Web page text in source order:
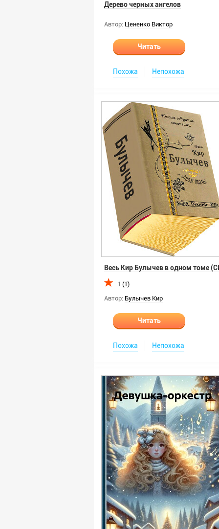
Дерево черных ангелов
Автор: Цененко Виктор
Читать
Похожа Непохожа
Весь Кир Булычев в одном томе
1 (1)
Автор: Булычев Кир
Читать
Похожа Непохожа